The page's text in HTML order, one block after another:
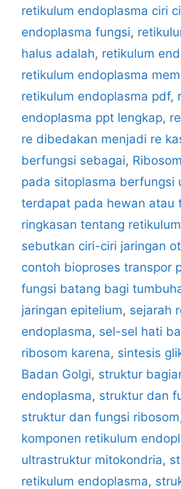
retikulum endoplasma ciri
endoplasma fungsi,
halus adalah, retikulum
retikulum endoplasma
retikulum endoplasma pdf,
endoplasma ppt lengkap,
re dibedakan menjadi re
berfungsi sebagai,
pada sitoplasma berfungsi
terdapat pada hewan atau
ringkasan tentang
sebutkan ciri-ciri jaringan
contoh bioproses transpor
fungsi batang bagi
jaringan epitelium, sejarah
endoplasma, sel-sel hati
ribosom karena, sintesis
Badan Golgi, struktur
endoplasma, struktur dan
struktur dan fungsi ribosom
komponen retikulum
ultrastruktur mitokondria,
retikulum endoplasma,